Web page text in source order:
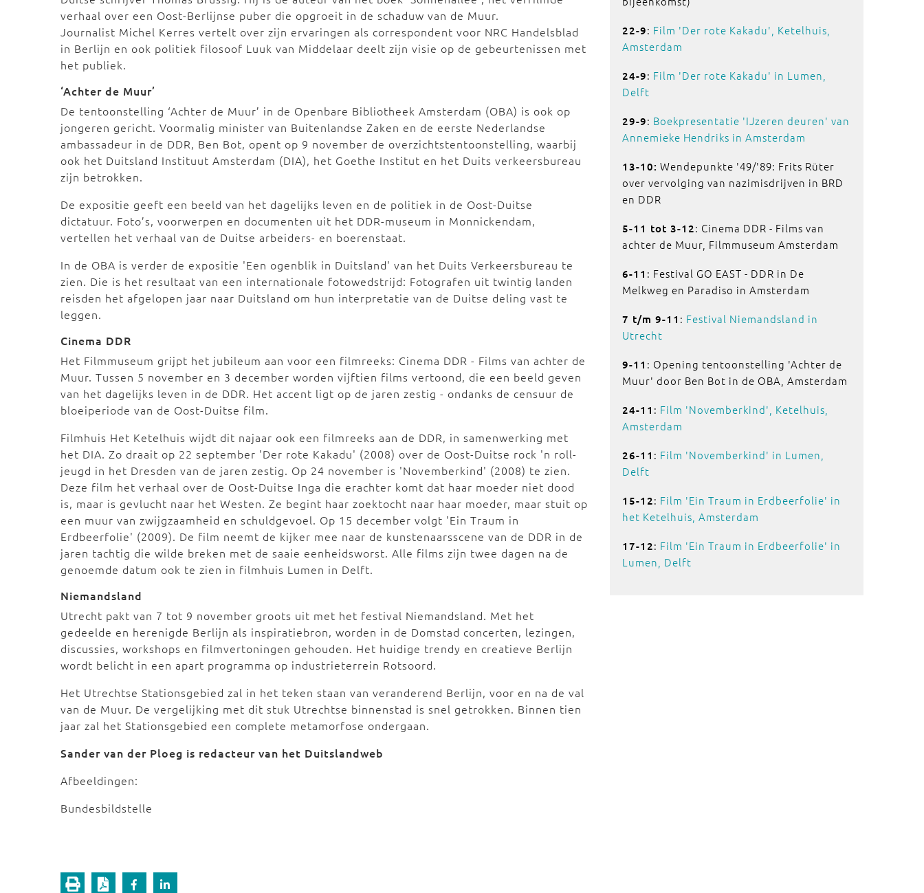
verhaal over een Oost-Berlijnse puber die opgroeit in de schaduw van de Muur.
Journalist Michel Kerres vertelt over zijn ervaringen als correspondent voor NRC Handelsblad
in Berlijn en ook politiek filosoof Luuk van Middelaar deelt zijn visie op de gebeurtenissen met
het publiek.
‘Achter de Muur’
De tentoonstelling ‘Achter de Muur’ in de Openbare Bibliotheek Amsterdam (OBA) is ook op
jongeren gericht. Voormalig minister van Buitenlandse Zaken en de eerste Nederlandse
ambassadeur in de DDR, Ben Bot, opent op 9 november de overzichtstentoonstelling, waarbij
ook het Duitsland Instituut Amsterdam (DIA), het Goethe Institut en het Duits verkeersbureau
zijn betrokken.
De expositie geeft een beeld van het dagelijks leven en de politiek in de Oost-Duitse
dictatuur. Foto’s, voorwerpen en documenten uit het DDR-museum in Monnickendam,
vertellen het verhaal van de Duitse arbeiders- en boerenstaat.
In de OBA is verder de expositie 'Een ogenblik in Duitsland' van het Duits Verkeersbureau te
zien. Die is het resultaat van een internationale fotowedstrijd: Fotografen uit twintig landen
reisden het afgelopen jaar naar Duitsland om hun interpretatie van de Duitse deling vast te
leggen.
Cinema DDR
Het Filmmuseum grijpt het jubileum aan voor een filmreeks: Cinema DDR - Films van achter de
Muur. Tussen 5 november en 3 december worden vijftien films vertoond, die een beeld geven
van het dagelijks leven in de DDR. Het accent ligt op de jaren zestig - ondanks de censuur de
bloeiperiode van de Oost-Duitse film.
Filmhuis Het Ketelhuis wijdt dit najaar ook een filmreeks aan de DDR, in samenwerking met
het DIA. Zo draait op 22 september 'Der rote Kakadu' (2008) over de Oost-Duitse rock 'n roll-
jeugd in het Dresden van de jaren zestig. Op 24 november is 'Novemberkind' (2008) te zien.
Deze film het verhaal over de Oost-Duitse Inga die erachter komt dat haar moeder niet dood
is, maar is gevlucht naar het Westen. Ze begint haar zoektocht naar haar moeder, maar stuit op
een muur van zwijgzaamheid en schuldgevoel. Op 15 december volgt 'Ein Traum in
Erdbeerfolie' (2009). De film neemt de kijker mee naar de kunstenaarsscene van de DDR in de
jaren tachtig die wilde breken met de saaie eenheidsworst. Alle films zijn twee dagen na de
genoemde datum ook te zien in filmhuis Lumen in Delft.
Niemandsland
Utrecht pakt van 7 tot 9 november groots uit met het festival Niemandsland. Met het
gedeelde en herenigde Berlijn als inspiratiebron, worden in de Domstad concerten, lezingen,
discussies, workshops en filmvertoningen gehouden. Het huidige trendy en creatieve Berlijn
wordt belicht in een apart programma op industrieterrein Rotsoord.
Het Utrechtse Stationsgebied zal in het teken staan van veranderend Berlijn, voor en na de val
van de Muur. De vergelijking met dit stuk Utrechtse binnenstad is snel getrokken. Binnen tien
jaar zal het Stationsgebied een complete metamorfose ondergaan.
Sander van der Ploeg is redacteur van het Duitslandweb
Afbeeldingen:
Bundesbildstelle
22-9: Film 'Der rote Kakadu', Ketelhuis,
Amsterdam
24-9: Film 'Der rote Kakadu' in Lumen,
Delft
29-9: Boekpresentatie 'IJzeren deuren' van
Annemieke Hendriks in Amsterdam
13-10: Wendepunkte '49/'89: Frits Rüter
over vervolging van nazimisdrijven in BRD
en DDR
5-11 tot 3-12: Cinema DDR - Films van
achter de Muur, Filmmuseum Amsterdam
6-11 : Festival GO EAST - DDR in De
Melkweg en Paradiso in Amsterdam
7 t/m 9-11 : Festival Niemandsland in
Utrecht
9-11 : Opening tentoonstelling 'Achter de
Muur' door Ben Bot in de OBA, Amsterdam
24-11 : Film 'Novemberkind', Ketelhuis,
Amsterdam
26-11 : Film 'Novemberkind' in Lumen,
Delft
15-12: Film 'Ein Traum in Erdbeerfolie' in
het Ketelhuis, Amsterdam
17-12: Film 'Ein Traum in Erdbeerfolie' in
Lumen, Delft